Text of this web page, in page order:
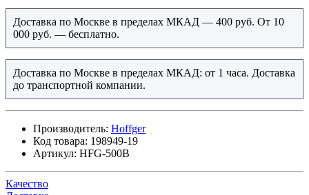
Доставка по Москве в пределах МКАД — 400 руб. От 10
000 руб. — бесплатно.
Доставка по Москве в пределах МКАД: от 1 часа. Доставка
до транспортной компании.
Производитель: Hoffger
Код товара: 198949-19
Артикул: HFG-500B
Качество